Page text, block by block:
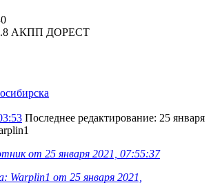
1.8 АКПП ДОРЕСТ
Последнее редактирование: 25 января
от 25 января 2021, 07:55:37
Warplin1 от 25 января 2021,